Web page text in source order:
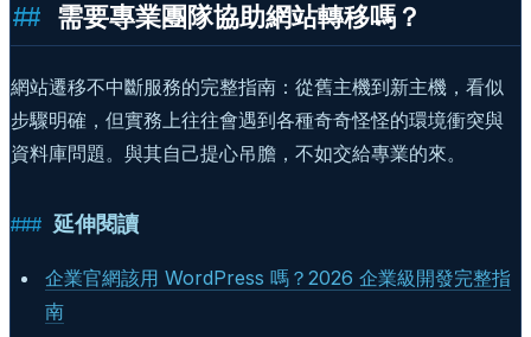
需要專業團隊協助網站轉移嗎？
網站遷移不中斷服務的完整指南：從舊主機到新主機，看似
步驟明確，但實務上往往會遇到各種奇奇怪怪的環境衝突與
資料庫問題。與其自己提心吊膽，不如交給專業的來。
延伸閱讀
企業官網該用 WordPress 嗎？2026 企業級開發完整指
南